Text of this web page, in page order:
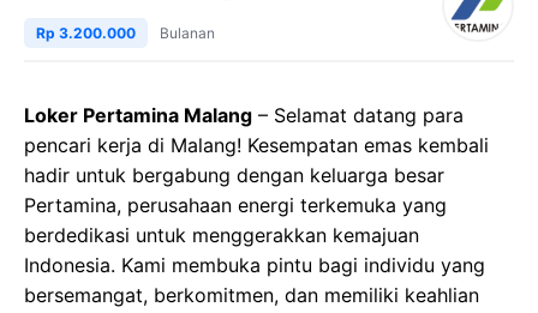
Rp 3.200.000 Bulanan
Loker Pertamina Malang – Selamat datang para
pencari kerja di Malang! Kesempatan emas kembali
hadir untuk bergabung dengan keluarga besar
Pertamina, perusahaan energi terkemuka yang
berdedikasi untuk menggerakkan kemajuan
Indonesia. Kami membuka pintu bagi individu yang
bersemangat, berkomitmen, dan memiliki keahlian